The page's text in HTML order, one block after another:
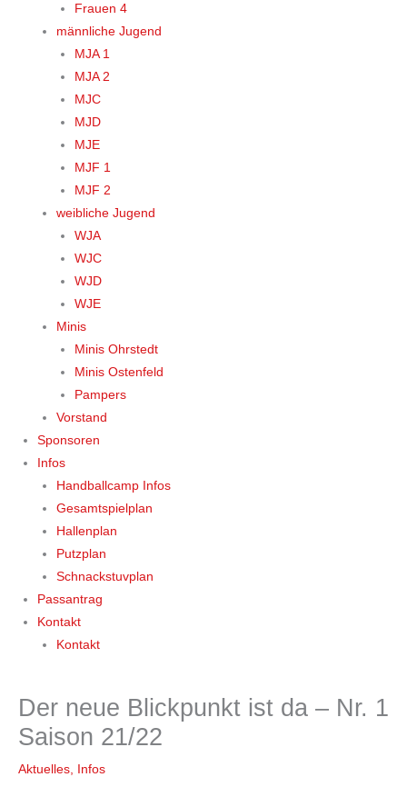
Frauen 4
männliche Jugend
MJA 1
MJA 2
MJC
MJD
MJE
MJF 1
MJF 2
weibliche Jugend
WJA
WJC
WJD
WJE
Minis
Minis Ohrstedt
Minis Ostenfeld
Pampers
Vorstand
Sponsoren
Infos
Handballcamp Infos
Gesamtspielplan
Hallenplan
Putzplan
Schnackstuvplan
Passantrag
Kontakt
Kontakt
Der neue Blickpunkt ist da – Nr. 1
Saison 21/22
Aktuelles Infos